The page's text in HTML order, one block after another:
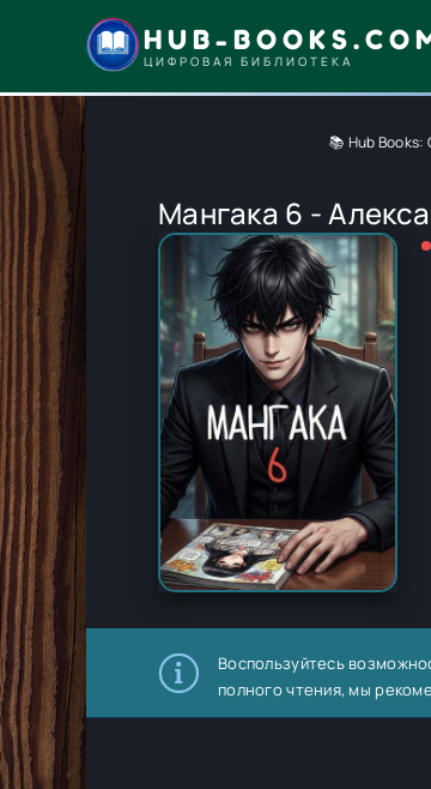
HUB-
ЦИФРОВАЯ БИБЛИОТЕКА
📚 Hub
Мангака 6 -
Воспользуйтесь
полного чтения, мы